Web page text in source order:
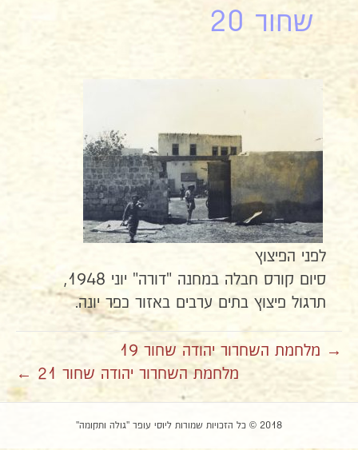
שחור 20
לפני הפיצוץ
סיום קורס חבלה במחנה "דורה" יוני 1948,
תרגול פיצוץ בתים ערבים באזור כפר יונה.
→ מלחמת השחרור יהודה שחור 19
מלחמת השחרור יהודה שחור 21 ←
2018 © כל הזכויות שמורות ליוסי עופר "גולה ותקומה"